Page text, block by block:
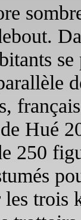
Hué
250
trois